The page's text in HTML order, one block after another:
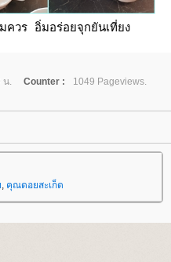
ควร อิ่มอร่อยจุกยันเที่ยง
น. Counter :
1049 Pageviews.
, คุณดอยสะเก็ด